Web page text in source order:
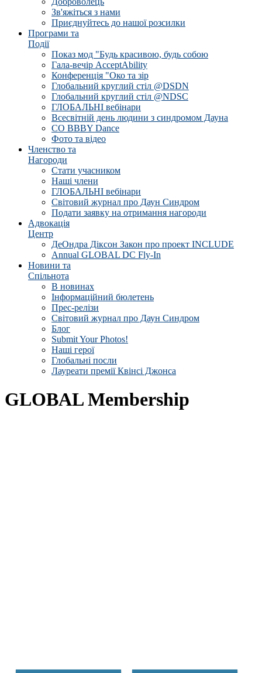
Зв'яжіться з нами
Приєднуйтесь до нашої розсилки
Програми та
Події
Показ мод "Будь красивою, будь собою
Гала-вечір AcceptAbility
Конференція "Око та зір
Глобальний круглий стіл @DSDN
Глобальний круглий стіл @NDSC
ГЛОБАЛЬНІ вебінари
Всесвітній день людини з синдромом Дауна
CO BBBY Dance
Фото та відео
Членство та
Нагороди
Стати учасником
Наші члени
ГЛОБАЛЬНІ вебінари
Світовий журнал про Даун Синдром
Подати заявку на отримання нагороди
Адвокація
Центр
ДеОндра Діксон Закон про проект INCLUDE
Annual GLOBAL DC Fly-In
Новини та
Спільнота
В новинах
Інформаційний бюлетень
Прес-релізи
Світовий журнал про Даун Синдром
Блог
Submit Your Photos!
Наші герої
Глобальні посли
Лауреати премії Квінсі Джонса
GLOBAL Membership